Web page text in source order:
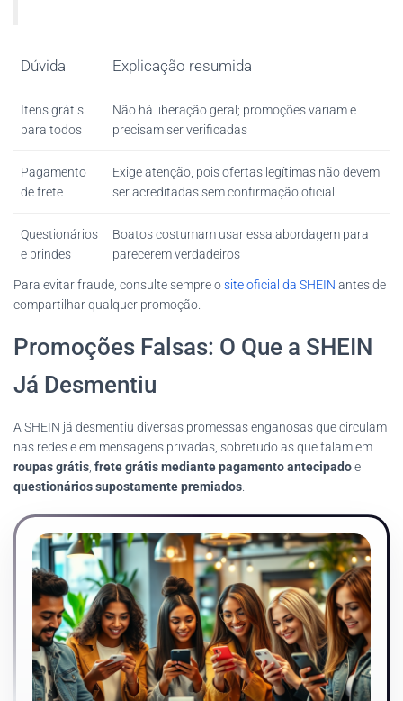
Dúvida Explicação resumida
Itens grátis
para todos
Não há liberação geral; promoções variam e
precisam ser verificadas
Pagamento
de frete
Exige atenção, pois ofertas legítimas não devem
ser acreditadas sem confirmação oficial
Questionários
e brindes
Boatos costumam usar essa abordagem para
parecerem verdadeiros
Para evitar fraude, consulte sempre osite oficial da SHEIN antes de
compartilhar qualquer promoção.
Promoções Falsas: O Que a SHEIN
Já Desmentiu
A SHEIN já desmentiu diversas promessas enganosas que circulam
nas redes e em mensagens privadas, sobretudo as que falam em
roupas grátis frete grátis mediante pagamento antecipadoe
questionários supostamente premiados